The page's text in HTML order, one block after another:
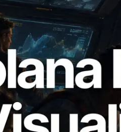
布 Solana Block
单位可视化区块生